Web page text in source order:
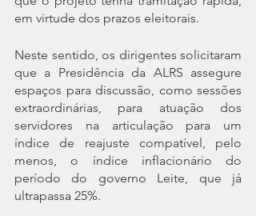
em virtude dos prazos eleitorais.
Neste sentido, os dirigentes solicitaram
que a Presidência da ALRS assegure
espaços para discussão, como sessões
extraordinárias, para atuação dos
servidores na articulação para um
índice de reajuste compatível, pelo
menos, o índice inflacionário do
período do governo Leite, que já
ultrapassa 25%.